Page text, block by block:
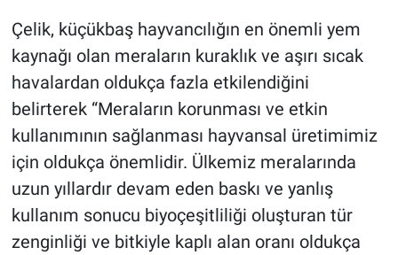
Çelik, küçükbaş hayvancılığın en önemli yem
kaynağı olan meraların kuraklık ve aşırı sıcak
havalardan oldukça fazla etkilendiğini
belirterek “Meraların korunması ve etkin
kullanımının sağlanması hayvansal üretimimiz
için oldukça önemlidir. Ülkemiz meralarında
uzun yıllardır devam eden baskı ve yanlış
kullanım sonucu biyoçeşitliliği oluşturan tür
zenginliği ve bitkiyle kaplı alan oranı oldukça